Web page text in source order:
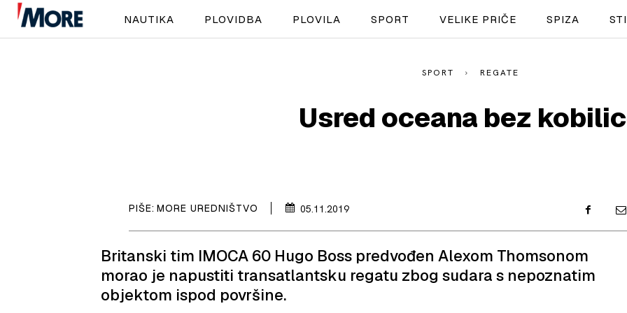
SPORT
VELIKE PRIČE
PRETPLATA
NAUTIKA PLOVIDBA PLOVILA SPORT VELIKE PRIČE SPIZA
SPORT REGATE
Usred oceana bez
PIŠE: MORE UREDNIŠTVO 05.11.2019
Britanski tim IMOCA 60 Hugo Boss predvođen Alexom Thomsonom
morao je napustiti transatlantsku regatu zbog sudara s nepoznatim
objektom ispod površine.